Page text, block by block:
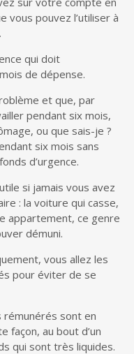
vous pouvez l’utiliser à
qui doit
de dépense.
et que, par
pendant six mois,
ou que sais-je ?
six mois sans
d’urgence.
si jamais vous avez
: la voiture qui casse,
appartement, ce genre
démuni.
vous allez les
pour éviter de se
rémunérés sont en
façon, au bout d’un
qui sont très liquides.